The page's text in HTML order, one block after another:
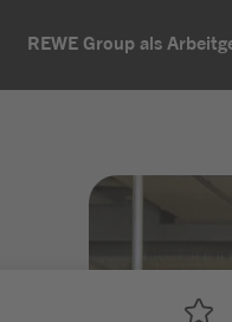
REWE Group als